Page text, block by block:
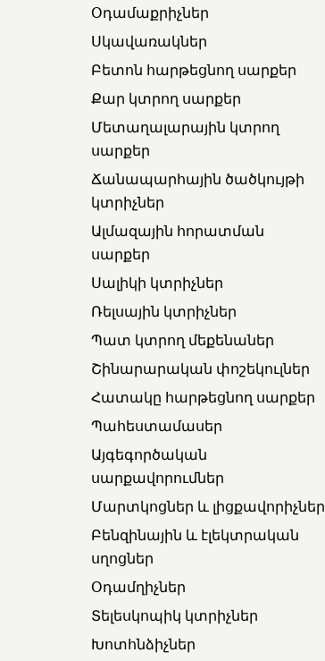
Օդամաքրիչներ
Սկավառակներ
Բետոն հարթեցնող սարքեր
Քար կտրող սարքեր
Մետաղալարային կտրող
սարքեր
Ճանապարհային ծածկույթի
կտրիչներ
Ալմազային հորատման
սարքեր
Սալիկի կտրիչներ
Ռելսային կտրիչներ
Պատ կտրող մեքենաներ
Շինարարական փոշեկուլներ
Հատակը հարթեցնող սարքեր
Պահեստամասեր
Այգեգործական
սարքավորումներ
Մարտկոցներ և լիցքավորիչներ
Բենզինային և էլեկտրական
սղոցներ
Օդամղիչներ
Տելեսկոպիկ կտրիչներ
Խոտհնձիչներ